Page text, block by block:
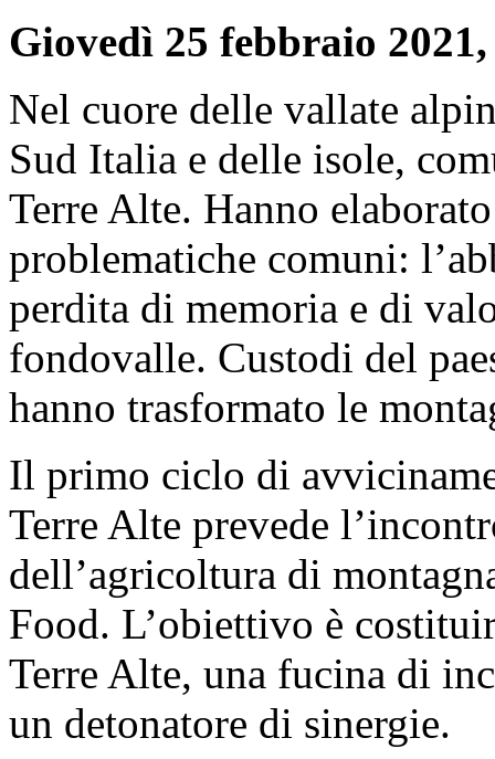
Giovedì 25 febbraio
Nel cuore delle vallate
Sud Italia e delle isole,
Terre Alte. Hanno
problematiche comuni:
perdita di memoria e di
fondovalle. Custodi del
hanno trasformato le
Il primo ciclo di
Terre Alte prevede
dell’agricoltura di
Food. L’obiettivo è
Terre Alte, una fucina di
un detonatore di sinergie.